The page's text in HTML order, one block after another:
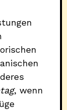
, wenn